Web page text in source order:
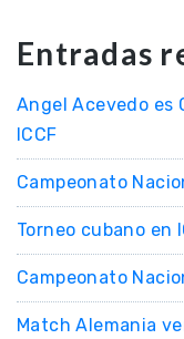
Entradas
Angel Acevedo es
ICCF
Campeonato
Torneo cubano en
Campeonato
Match Alemania